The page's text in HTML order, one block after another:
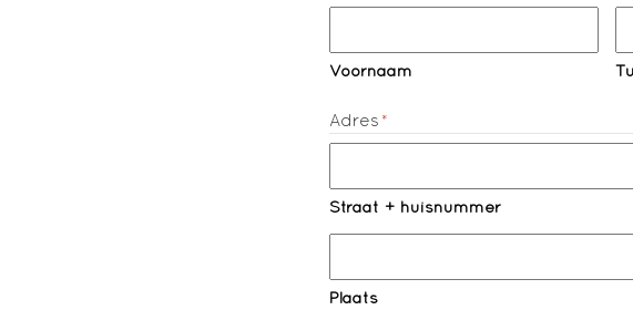
Voornaam
Adres *
Straat + huisnummer
Plaats